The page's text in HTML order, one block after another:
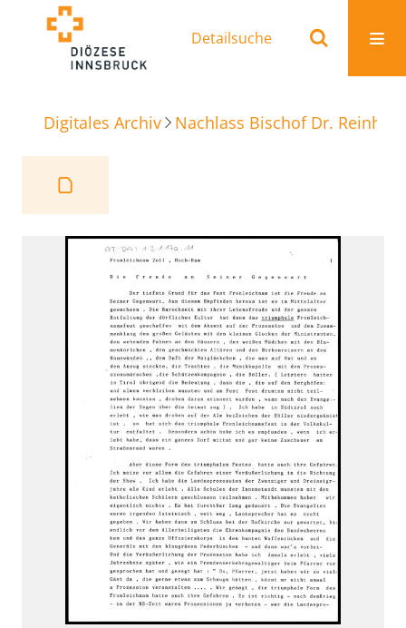
Detailsuche
Digitales Archiv Nachlass Bischof Dr.